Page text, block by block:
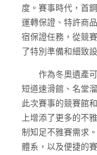
度。賽事時代，首
運轉保證、特許商
宿保證任務，從競
了特別準備和細致設
作為冬奧遺產
短道速滑館、名堂
此次賽事的競賽館
上增添了更多的不
制知足不雅賽需求
體系，以及便捷的